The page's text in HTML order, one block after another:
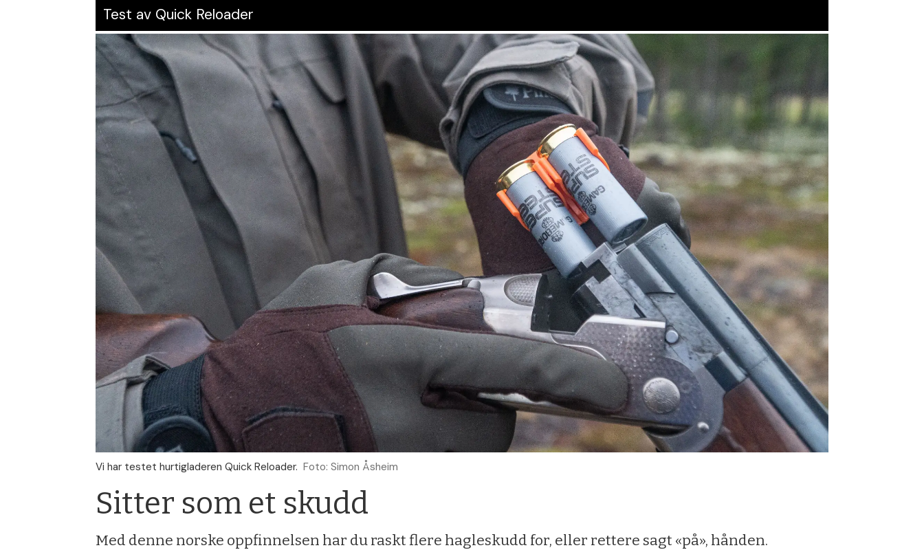
Test av Quick Reloader
Vi har testet hurtigladeren Quick Reloader. Foto: Simon Åsheim
Sitter som et skudd
Med denne norske oppfinnelsen har du raskt flere hagleskudd for, eller rettere sagt «på», hånden.